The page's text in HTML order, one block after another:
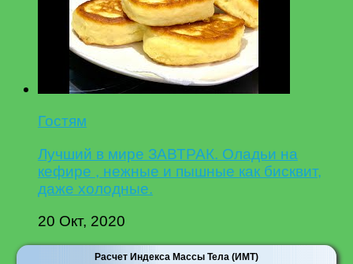
Гостям
Лучший в мире ЗАВТРАК. Оладьи на
кефире , нежные и пышные как бисквит,
даже холодные.
20 Окт, 2020
Расчет Индекса Массы Тела (ИМТ)